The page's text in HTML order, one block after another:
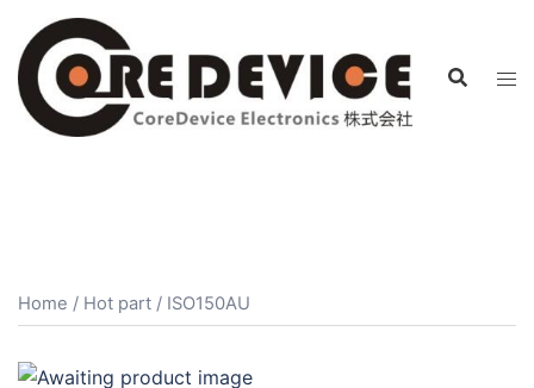
Home / Hot part / ISO150AU